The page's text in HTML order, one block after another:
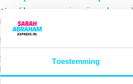
Toestemming
een verrassing zijn en kan
je al genoeg ruimte voor de pop.
voor het opzetten in één
feestpop.
(Past in iedere auto met
opzet- en afbreek